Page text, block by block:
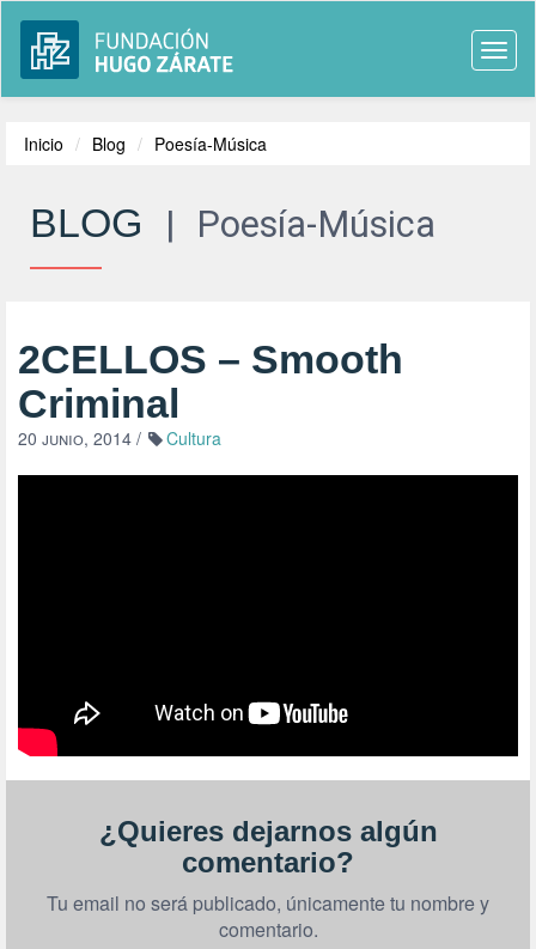
Inicio Blog Poesía-Música
BLOG | Poesía-Música
2CELLOS – Smooth
Criminal
20 junio, 2014 / Cultura
¿Quieres dejarnos algún
comentario?
Tu email no será publicado, únicamente tu nombre y
comentario.